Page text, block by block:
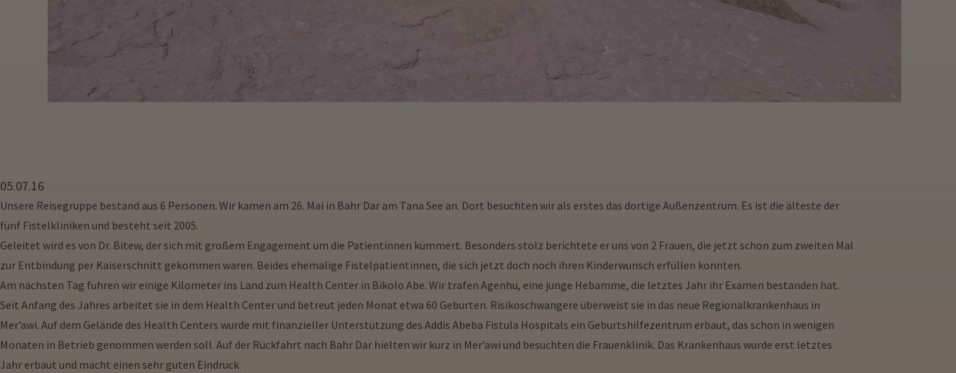
05.07.16
Unsere Reisegruppe bestand aus 6 Personen. Wir kamen am 26. Mai in Bahr Dar am Tana See an. Dort besuchten wir als erstes das dortige Außenzentrum. Es ist die älteste der
fünf Fistelkliniken und besteht seit 2005.
Geleitet wird es von Dr. Bitew, der sich mit großem Engagement um die Patientinnen kümmert. Besonders stolz berichtete er uns von 2 Frauen, die jetzt schon zum zweiten Mal
zur Entbindung per Kaiserschnitt gekommen waren. Beides ehemalige Fistelpatientinnen, die sich jetzt doch noch ihren Kinderwunsch erfüllen konnten.
Am nächsten Tag fuhren wir einige Kilometer ins Land zum Health Center in Bikolo Abe. Wir trafen Agenhu, eine junge Hebamme, die letztes Jahr ihr Examen bestanden hat.
Seit Anfang des Jahres arbeitet sie in dem Health Center und betreut jeden Monat etwa 60 Geburten. Risikoschwangere überweist sie in das neue Regionalkrankenhaus in
Mer’awi. Auf dem Gelände des Health Centers wurde mit finanzieller Unterstützung des Addis Abeba Fistula Hospitals ein Geburtshilfezentrum erbaut, das schon in wenigen
Monaten in Betrieb genommen werden soll. Auf der Rückfahrt nach Bahr Dar hielten wir kurz in Mer’awi und besuchten die Frauenklinik. Das Krankenhaus wurde erst letztes
Jahr erbaut und macht einen sehr guten Eindruck.